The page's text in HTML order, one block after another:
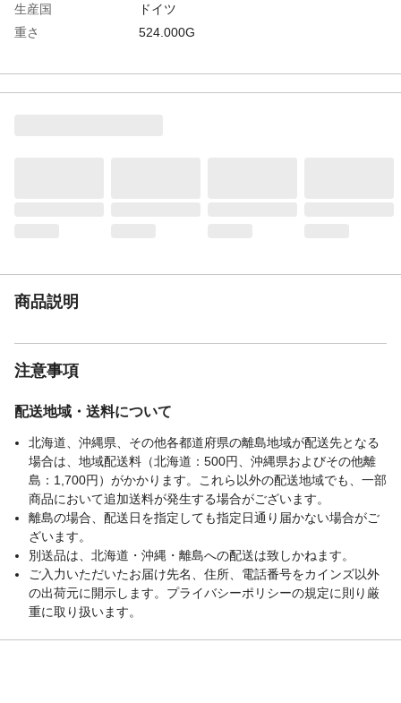
生産国
ドイツ
重さ
524.000G
商品説明
注意事項
配送地域・送料について
北海道、沖縄県、その他各都道府県の離島地域が配送先となる
場合は、地域配送料（北海道：500円、沖縄県およびその他離
島：1,700円）がかかります。これら以外の配送地域でも、一部
商品において追加送料が発生する場合がございます。
離島の場合、配送日を指定しても指定日通り届かない場合がご
ざいます。
別送品は、北海道・沖縄・離島への配送は致しかねます。
ご入力いただいたお届け先名、住所、電話番号をカインズ以外
の出荷元に開示します。プライバシーポリシーの規定に則り厳
重に取り扱います。